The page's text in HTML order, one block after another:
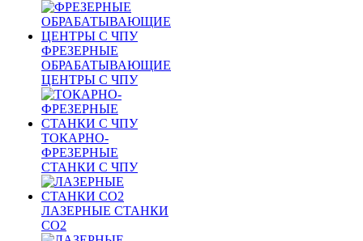
ФРЕЗЕРНЫЕ
ОБРАБАТЫВАЮЩИЕ
ЦЕНТРЫ С ЧПУ
ТОКАРНО-
ФРЕЗЕРНЫЕ
СТАНКИ С ЧПУ
ЛАЗЕРНЫЕ СТАНКИ
CO2